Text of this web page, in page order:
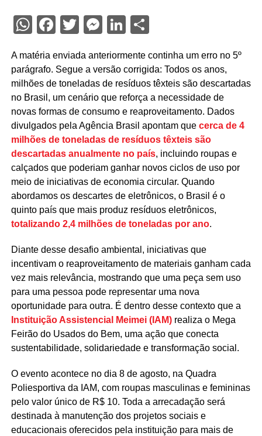
WhatsApp
Facebook
Twitter
Messenger
LinkedIn
Share
A matéria enviada anteriormente continha um erro no 5º
parágrafo. Segue a versão corrigida: Todos os anos,
milhões de toneladas de resíduos têxteis são descartadas
no Brasil, um cenário que reforça a necessidade de
novas formas de consumo e reaproveitamento. Dados
divulgados pela Agência Brasil apontam que cerca de 4
milhões de toneladas de resíduos têxteis são
descartadas anualmente no país, incluindo roupas e
calçados que poderiam ganhar novos ciclos de uso por
meio de iniciativas de economia circular. Quando
abordamos os descartes de eletrônicos, o Brasil é o
quinto país que mais produz resíduos eletrônicos,
totalizando 2,4 milhões de toneladas por ano.
Diante desse desafio ambiental, iniciativas que
incentivam o reaproveitamento de materiais ganham cada
vez mais relevância, mostrando que uma peça sem uso
para uma pessoa pode representar uma nova
oportunidade para outra. É dentro desse contexto que a
Instituição Assistencial Meimei (IAM)realiza o Mega
Feirão do Usados do Bem, uma ação que conecta
sustentabilidade, solidariedade e transformação social.
O evento acontece no dia 8 de agosto, na Quadra
Poliesportiva da IAM, com roupas masculinas e femininas
pelo valor único de R$ 10. Toda a arrecadação será
destinada à manutenção dos projetos sociais e
educacionais oferecidos pela instituição para mais de